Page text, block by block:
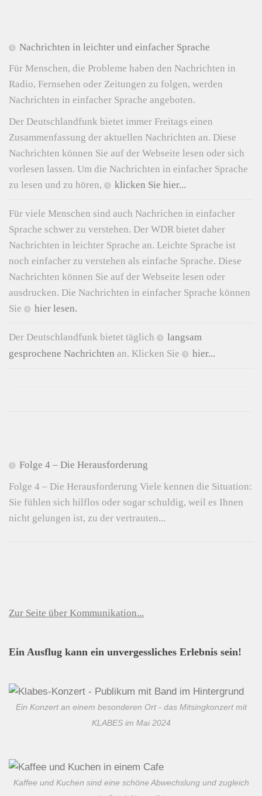
Nachrichten in leichter und einfacher Sprache
Für Menschen, die Probleme haben den Nachrichten in
Radio, Fernsehen oder Zeitungen zu folgen, werden
Nachrichten in einfacher Sprache angeboten.
Der Deutschlandfunk bietet immer Freitags einen
Zusammenfassung der aktuellen Nachrichten an. Diese
Nachrichten können Sie auf der Webseite lesen oder sich
vorlesen lassen. Um die Nachrichten in einfacher Sprache
zu lesen und zu hören,
klicken Sie hier...
Für viele Menschen sind auch Nachrichen in einfacher
Sprache schwer zu verstehen. Der WDR bietet daher
Nachrichten in leichter Sprache an. Leichte Sprache ist
noch einfacher zu verstehen als einfache Sprache. Diese
Nachrichten können Sie auf der Webseite lesen oder
ausdrucken. Die Nachrichten in einfacher Sprache können
Sie
hier lesen.
Der Deutschlandfunk bietet täglich
langsam
gesprochene Nachrichten an. Klicken Sie hier...
Folge 4 – Die Herausforderung
Folge 4 – Die Herausforderung Viele kennen die Situation:
Sie fühlen sich hilflos oder sogar schuldig, weil es Ihnen
nicht gelungen ist, zu der vertrauten...
Zur Seite über Kommunikation...
Ein Ausflug kann ein unvergessliches Erlebnis sein!
Ein Konzert an einem besonderen Ort - das Mitsingkonzert mit
KLABES im Mai 2024
Kaffee und Kuchen sind eine schöne Abwechslung und zugleich